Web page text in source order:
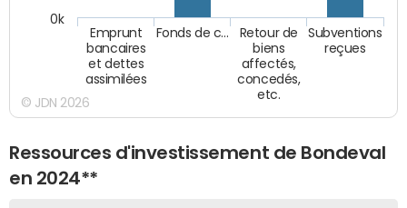
Emprunt
bancaires
et dettes
assimilées
Fonds de c…
Retour de
biens
affectés,
concedés,
etc.
Subventions
reçues
0k
© JDN 2026
Ressources d'investissement de Bondeval
en 2024**